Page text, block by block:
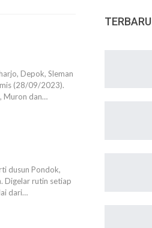
Depok, Sleman
(28/09/2023).
Muron dan…
dusun Pondok,
Digelar rutin setiap
dari…
TERBARU